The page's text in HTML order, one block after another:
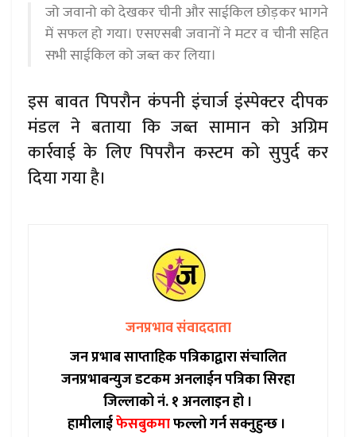
जो जवानो को देखकर चीनी और साईकिल छोड़कर भागने
में सफल हो गया। एसएसबी जवानों ने मटर व चीनी सहित
सभी साईकिल को जब्त कर लिया।
इस बावत पिपरौन कंपनी इंचार्ज इंस्पेक्टर दीपक
मंडल ने बताया कि जब्त सामान को अग्रिम
कार्रवाई के लिए पिपरौन कस्टम को सुपुर्द कर
दिया गया है।
जनप्रभाव संवाददाता
जन प्रभाब साप्ताहिक पत्रिकाद्वारा संचालित
जनप्रभाबन्युज डटकम अनलाईन पत्रिका सिरहा
जिल्लाको नं. १ अनलाइन हो ।
हामीलाईफेसबुकमाफल्लो गर्न सक्नुहुन्छ ।